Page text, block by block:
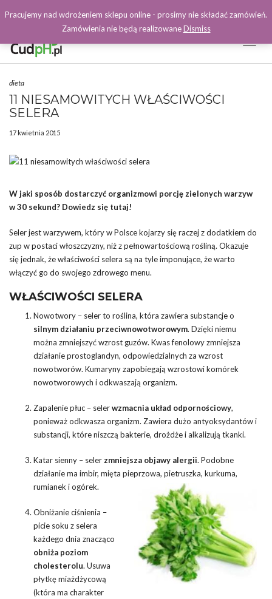
Facebook
dieta
11 NIESAMOWITYCH WŁAŚCIWOŚCI
SELERA
17 kwietnia 2015
W jaki sposób dostarczyć organizmowi porcję zielonych warzyw
w 30 sekund? Dowiedz się tutaj!
Seler jest warzywem, który w Polsce kojarzy się raczej z dodatkiem do
zup w postaci włoszczyzny, niż z pełnowartościową rośliną. Okazuje
się jednak, że właściwości selera są na tyle imponujące, że warto
włączyć go do swojego zdrowego menu.
WŁAŚCIWOŚCI SELERA
Nowotwory – seler to roślina, która zawiera substancje o
silnym działaniu przeciwnowotworowym. Dzięki niemu
można zmniejszyć wzrost guzów. Kwas fenolowy zmniejsza
działanie prostoglandyn, odpowiedzialnych za wzrost
nowotworów. Kumaryny zapobiegają wzrostowi komórek
nowotworowych i odkwaszają organizm.
Zapalenie płuc – selerwzmacnia układ odpornościowy,
ponieważ odkwasza organizm. Zawiera dużo antyoksydantów i
substancji, które niszczą bakterie, drożdże i alkalizują tkanki.
Katar sienny – seler zmniejsza objawy alergii. Podobne
działanie ma imbir, mięta pieprzowa, pietruszka, kurkuma,
rumianek i ogórek.
Obniżanie ciśnienia –
picie soku z selera
każdego dnia znacząco
obniża poziom
cholesterolu. Usuwa
płytkę miażdżycową
(która ma charakter
Pracujemy nad wdrożeniem sklepu online - prosimy nie składać zamówień.
Zamówienia nie będą realizowaneDismiss